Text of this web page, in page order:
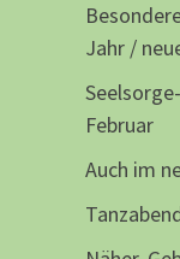
Jahr /
Februar
Auch im